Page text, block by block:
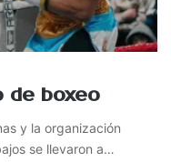
de boxeo
y la organización
se llevaron a…